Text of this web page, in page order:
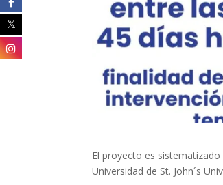
El proyecto es
Universidad de St. John´s